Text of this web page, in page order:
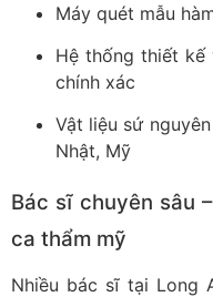
Máy quét mẫu
Hệ thống thiết kế
chính xác
Vật liệu sứ
Nhật, Mỹ
Bác sĩ chuyên sâu
ca thẩm mỹ
Nhiều bác sĩ tại Long